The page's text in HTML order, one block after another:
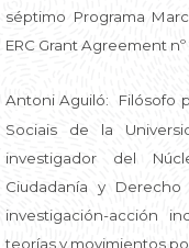
séptimo Programa
ERC Grant Agreement nº
Antoni Aguiló: Filósofo
Sociais de la
investigador del
Ciudadanía y Derecho
investigación-acción
teorías y movimientos